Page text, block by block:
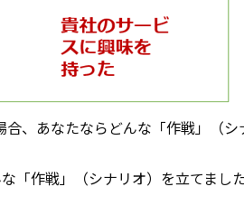
、あなたならどんな「作戦」（
「作戦」（シナリオ）を立てました